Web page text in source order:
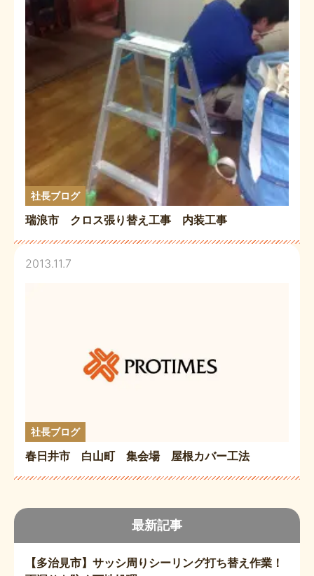
最新記事
【多治見市】サッシ周りシーリング打ち替え作業！
社長ブログ
瑞浪市 クロス張り替え工事 内装工事
2013.11.7
社長ブログ
春日井市 白山町 集会場 屋根カバー工法